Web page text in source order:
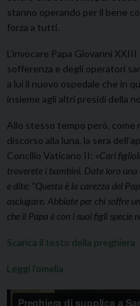
stanno operando per il bene
forza a tutti.
L’invocare Papa Giovanni
sofferenza e degli operatori
a lui il nuovo ospedale che in
insieme agli altri presidi della
Allo stesso tempo però, come
discorso alla luna, la sera
Concilio Vaticano II: «Cari
troverete i bambini. Date loro una
e dite: “Questa è la carezza del
asciugare. Abbiate per chi soffre
che il Papa è con i suoi figli specie
Scarica il testo della preghiera
Leggi l’omelia